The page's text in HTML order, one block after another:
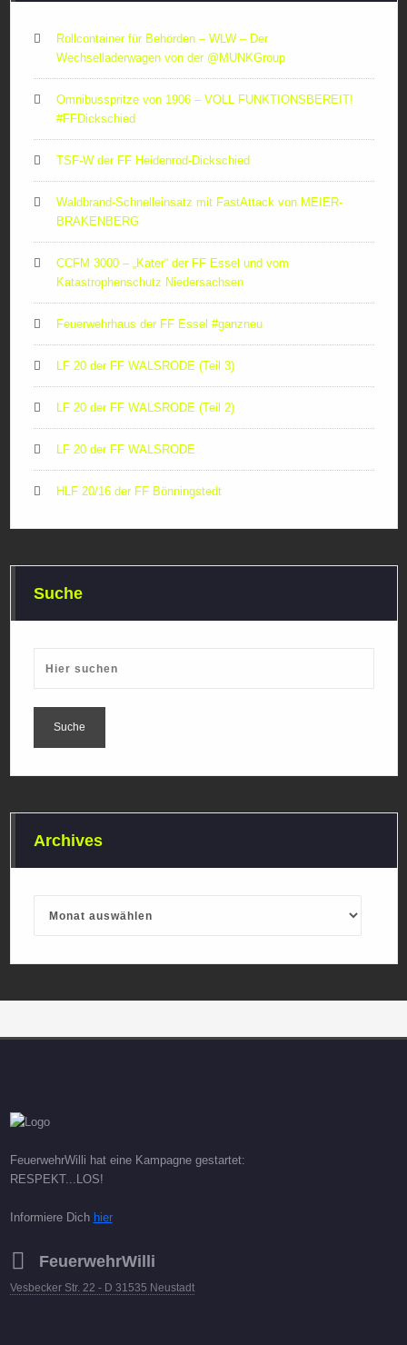
Rollcontainer für Behörden – WLW – Der
Wechselladerwagen von der ‪@MUNKGroup‬
Omnibusspritze von 1906 – VOLL FUNKTIONSBEREIT!
#FFDickschied
TSF-W der FF Heidenrod-Dickschied
Waldbrand-Schnelleinsatz mit FastAttack von MEIER-
BRAKENBERG
CCFM 3000 – „Kater“ der FF Essel und vom
Katastrophenschutz Niedersachsen
Feuerwehrhaus der FF Essel #ganzneu
LF 20 der FF WALSRODE (Teil 3)
LF 20 der FF WALSRODE (Teil 2)
LF 20 der FF WALSRODE
HLF 20/16 der FF Bönningstedt
Suche
Archives
FeuerwehrWilli hat eine Kampagne gestartet:
RESPEKT...LOS!
Informiere Dich hier
FeuerwehrWilli
Vesbecker Str. 22 - D 31535 Neustadt